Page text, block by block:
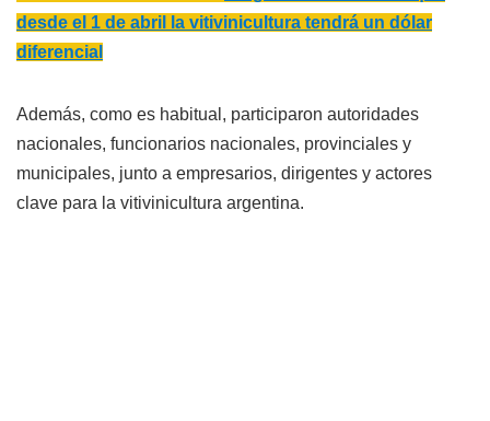
desde el 1 de abril la vitivinicultura tendrá un dólar
diferencial
Además, como es habitual, participaron autoridades
nacionales, funcionarios nacionales, provinciales y
municipales, junto a empresarios, dirigentes y actores
clave para la vitivinicultura argentina.